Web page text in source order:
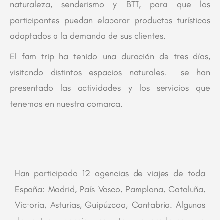
naturaleza, senderismo y BTT, para que los
participantes puedan elaborar productos turísticos
adaptados a la demanda de sus clientes.
El fam trip ha tenido una duración de tres días,
visitando distintos espacios naturales, se han
presentado las actividades y los servicios que
tenemos en nuestra comarca.
Han participado 12 agencias de viajes de toda
España: Madrid, País Vasco, Pamplona, Cataluña,
Victoria, Asturias, Guipúzcoa, Cantabria. Algunas